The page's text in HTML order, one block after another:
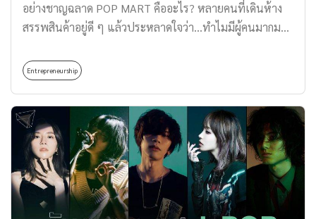
อย่างชาญฉลาด POP MART คืออะไร? หลายคนที่เดินห้าง
สรรพสินค้าอยู่ดี ๆ แล้วประหลาดใจว่า…ทำไมมีผู้คนมากมาย
MART’ ซึ่งใครที่สะสม Art Toy อาจจะรู้จักและคุ้นเคยกับ
POP MART ที่เป็นค่ายของเล่นและของสะสมแบบกล่องสุ่ม
กันบ้างแล้ว แต่รู้หรือไม่? ว่าก่อนที่ POP MART จะฮอตฮิตใน
ประเทศไทยได้ขนาดนี้ กว่าจะดังก็เกือบดับมาก่อนเหมือนกัน!
ตามไปเปิดที่มาของค่าย POP MART ไปพร้อมกันเลย POP
MART คืออะไร? POP MART ก่อตั้งขึ้นในปี 2010 โดยคุณ
หวางหนิง (Wang Ning) เริ่มต้นมาจากการเป็นร้านค้าที่
จำหน่ายสินค้าไลฟ์สไตล์ที่เต็มไปด้วยของใช้ ของน่ารัก ๆ
Entrepreneurship